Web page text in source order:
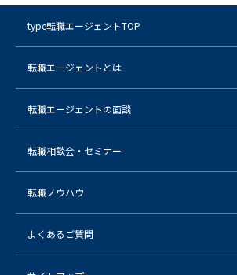
type転職エージェントTOP
転職エージェントとは
転職エージェントの面談
転職相談会・セミナー
転職ノウハウ
よくあるご質問